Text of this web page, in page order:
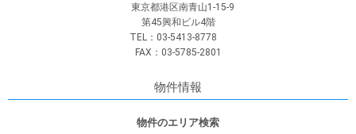
東京都港区南青山1-15-9
第45興和ビル4階
TEL：03-5413-8778
FAX：03-5785-2801
物件情報
物件のエリア検索